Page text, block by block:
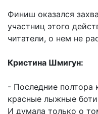
Финиш оказался
участниц этого
читатели, о нем не
Кристина Шмигун:
- Последние полтора
красные лыжные
И думала только о